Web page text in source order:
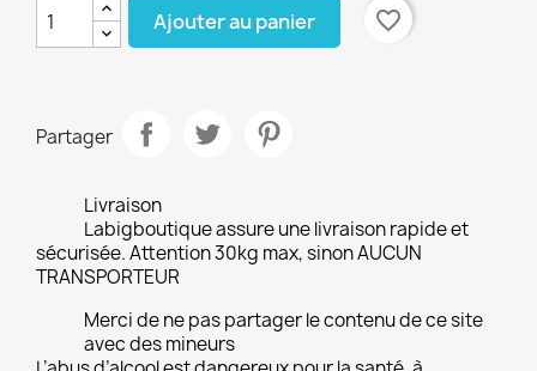
Ajouter au panier favorite_border
Partager
Livraison
Labigboutique assure une livraison rapide et
sécurisée. Attention 30kg max, sinon AUCUN
TRANSPORTEUR
Merci de ne pas partager le contenu de ce site
avec des mineurs